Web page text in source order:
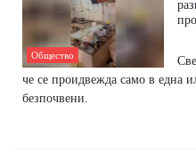
Общество
че се проидвежда само в една
безпочвени.